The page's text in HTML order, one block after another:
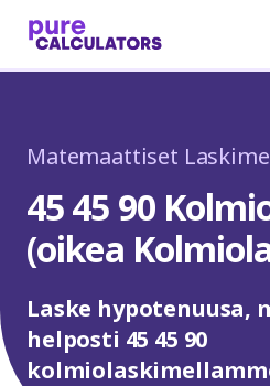
Matemaattiset
45 45 90
(oikea
Laske hypotenuusa,
helposti 45 45 90